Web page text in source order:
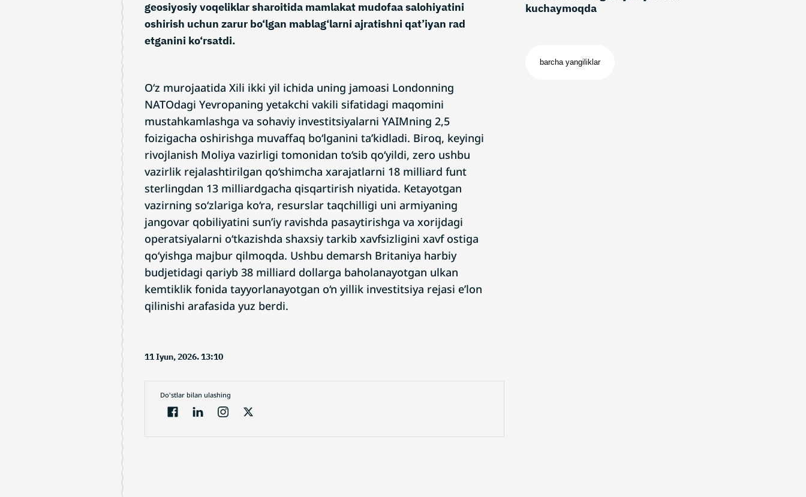
geosiyosiy voqeliklar sharoitida mamlakat mudofaa salohiyatini
oshirish uchun zarur bo‘lgan mablag‘larni ajratishni qat’iyan rad
etganini ko‘rsatdi.
O‘z murojaatida Xili ikki yil ichida uning jamoasi Londonning
NATOdagi Yevropaning yetakchi vakili sifatidagi maqomini
mustahkamlashga va sohaviy investitsiyalarni YAIMning 2,5
foizigacha oshirishga muvaffaq bo‘lganini ta’kidladi. Biroq, keyingi
rivojlanish Moliya vazirligi tomonidan to‘sib qo‘yildi, zero ushbu
vazirlik rejalashtirilgan qo‘shimcha xarajatlarni 18 milliard funt
sterlingdan 13 milliardgacha qisqartirish niyatida. Ketayotgan
vazirning so‘zlariga ko‘ra, resurslar taqchilligi uni armiyaning
jangovar qobiliyatini sun’iy ravishda pasaytirishga va xorijdagi
operatsiyalarni o‘tkazishda shaxsiy tarkib xavfsizligini xavf ostiga
qo‘yishga majbur qilmoqda. Ushbu demarsh Britaniya harbiy
budjetidagi qariyb 38 milliard dollarga baholanayotgan ulkan
kemtiklik fonida tayyorlanayotgan o‘n yillik investitsiya rejasi e’lon
qilinishi arafasida yuz berdi.
11 Iyun, 2026. 13:10
Do'stlar bilan ulashing
kuchaymoqda
barcha yangiliklar